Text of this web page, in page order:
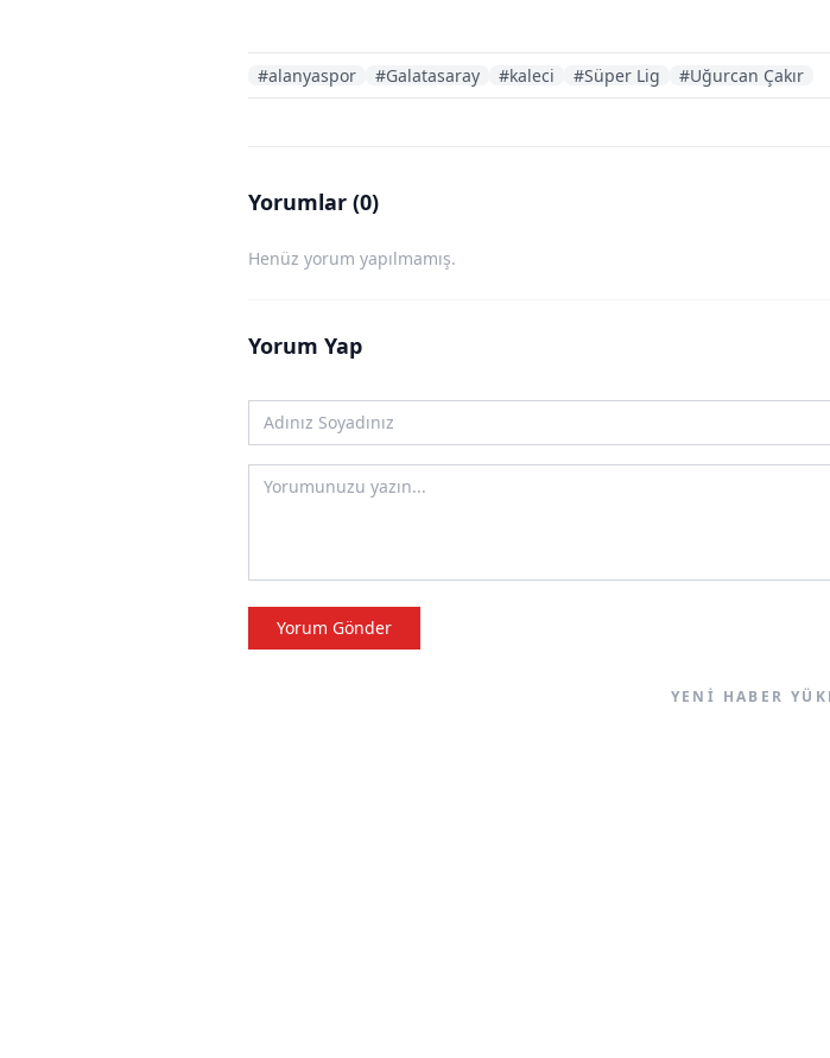
#alanyaspor #Galatasaray #kaleci #Süper Lig #Uğurcan Çakır
Yorumlar (0)
Henüz yorum yapılmamış.
Yorum Yap
Yorum Gönder
YENI HABER